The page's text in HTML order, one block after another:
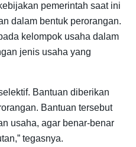
pemerintah saat ini
dalam bentuk perorangan.
kelompok usaha dalam
jenis usaha yang
Bantuan diberikan
Bantuan tersebut
usaha, agar benar-benar
tegasnya.